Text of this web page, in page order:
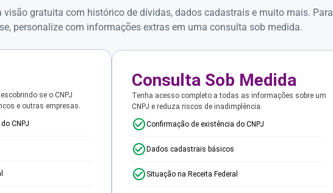
visão gratuita com histórico de dívidas, dados cadastrais e muito mais. Para
personalize com informações extras em uma consulta sob medida.
se o CNPJ
e outras empresas.
CNPJ
Consulta Sob Medida
Tenha acesso completo a todas as informações sobre um
CNPJ e reduza riscos de inadimplência.
Confirmação de existência do CNPJ
Dados cadastrais básicos
Situação na Receita Federal